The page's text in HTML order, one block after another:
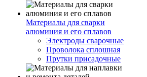
Материалы для сварки
алюминия и его сплавов
Электроды сварочные
Проволока сплошная
Прутки присадочные